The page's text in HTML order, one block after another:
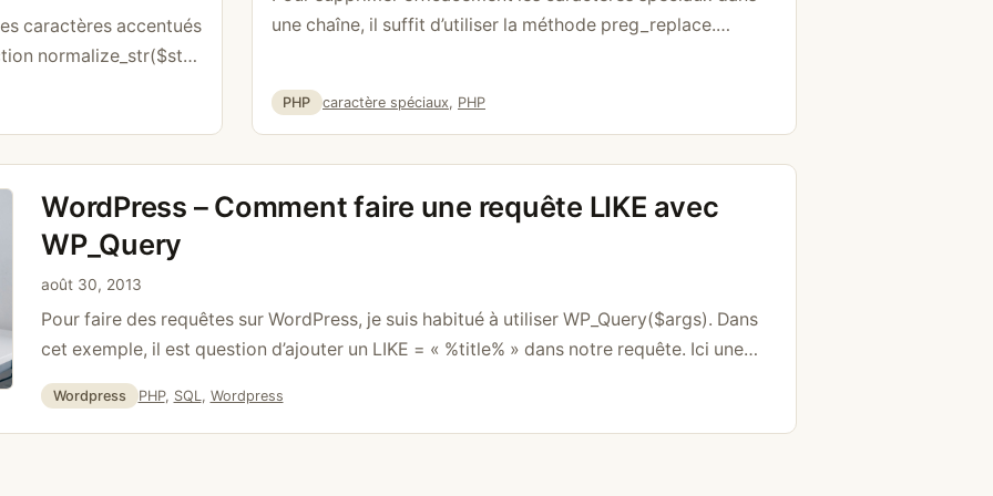
caractères accentués
normalize_str($str)
‘Ž’=>’Z’, ‘ž’=>’z’,
‘Â’=>’A’, ‘Ã’=>’A’, ‘Ä’=>’AE’,
…
Lire la suite
une chaîne, il suffit d’utiliser la méthode preg_replace.
Catégories
PHP Étiquettes
caractère spéciaux, PHP
WordPress – Comment faire une requête LIKE avec
WP_Query
août 30, 2013
Pour faire des requêtes sur WordPress, je suis habitué à utiliser WP_Query($args). Dans
cet exemple, il est question d’ajouter un LIKE = « %title% » dans notre requête. Ici une
simple requête qui ajoute dans l’array a_response_array tous nos posts: $args = array(
‘post_status’ => ‘publish’, ); // The Query $query = new WP_Query( $args ); // …
suite
Catégories
Wordpress Étiquettes
PHP, SQL, Wordpress